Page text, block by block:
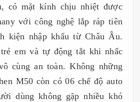
có mặt kính chịu nhiệt được
với công nghệ lắp ráp tiên
kiện nhập khẩu từ Châu Âu.
em và tự động tắt khi nhấc
cùng an toàn. Không những
M50 còn có 06 chế độ auto
dùng không gặp nhiều khó